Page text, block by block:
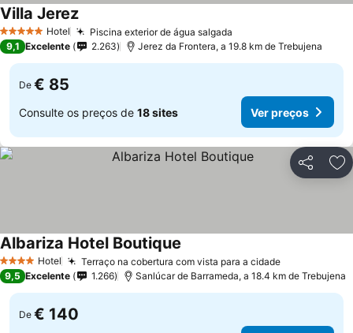
5 Estrelas Hotel Piscina exterior de água salgada
Villa Jerez
9,1 Excelente 2.263 Jerez da Frontera, a 19.8 km de Trebujena
De € 85
Consulte os preços de 18 sites Ver preços
Partilhar
4 EstrelasHotel Terraço na cobertura com vista para a cidade
Albariza Hotel Boutique
9,5 Excelente 1.266 Sanlúcar de Barrameda, a 18.4 km de Trebujena
De € 140